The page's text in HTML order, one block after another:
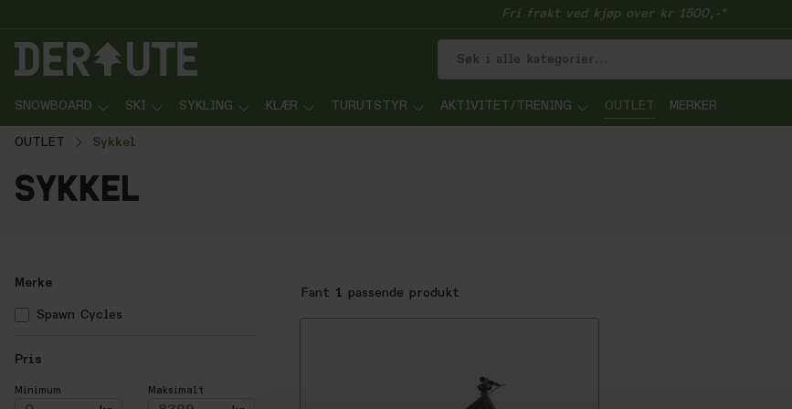
Fri frakt ved kjøp over kr 1500,-*
SNOWBOARD SKI SYKLING KLÆR TURUTSTYR AKTIVITET/TRENING OUTLET MERKER
OUTLET Sykkel
sykkel
Merke
Spawn Cycles
Pris
Minimum Maksimalt
Fant 1 passende produkt